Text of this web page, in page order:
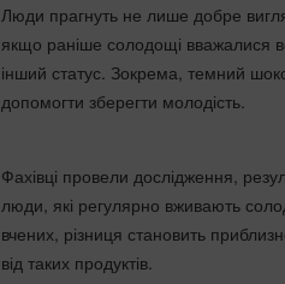
Люди прагнуть не лише добре
якщо раніше солодощі вважалися
інший статус. Зокрема, темний
допомогти зберегти молодість.
Фахівці провели дослідження,
люди, які регулярно вживають
вчених, різниця становить
від таких продуктів.